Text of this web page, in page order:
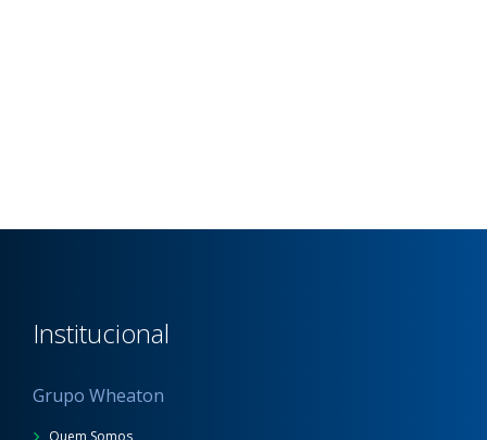
Institucional
Grupo Wheaton
Quem Somos